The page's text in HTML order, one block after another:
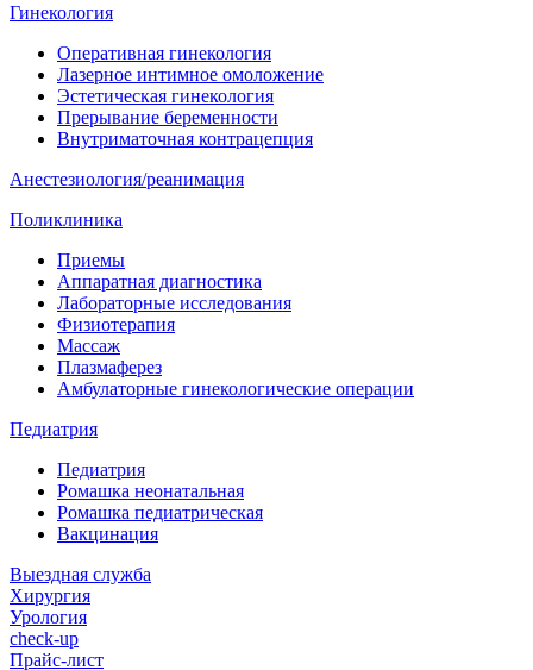
Гинекология
Оперативная гинекология
Лазерное интимное омоложение
Эстетическая гинекология
Прерывание беременности
Внутриматочная контрацепция
Анестезиология/реанимация
Поликлиника
Приемы
Аппаратная диагностика
Лабораторные исследования
Физиотерапия
Массаж
Плазмаферез
Амбулаторные гинекологические операции
Педиатрия
Педиатрия
Ромашка неонатальная
Ромашка педиатрическая
Вакцинация
Выездная служба
Хирургия
Урология
check-up
Прайс-лист